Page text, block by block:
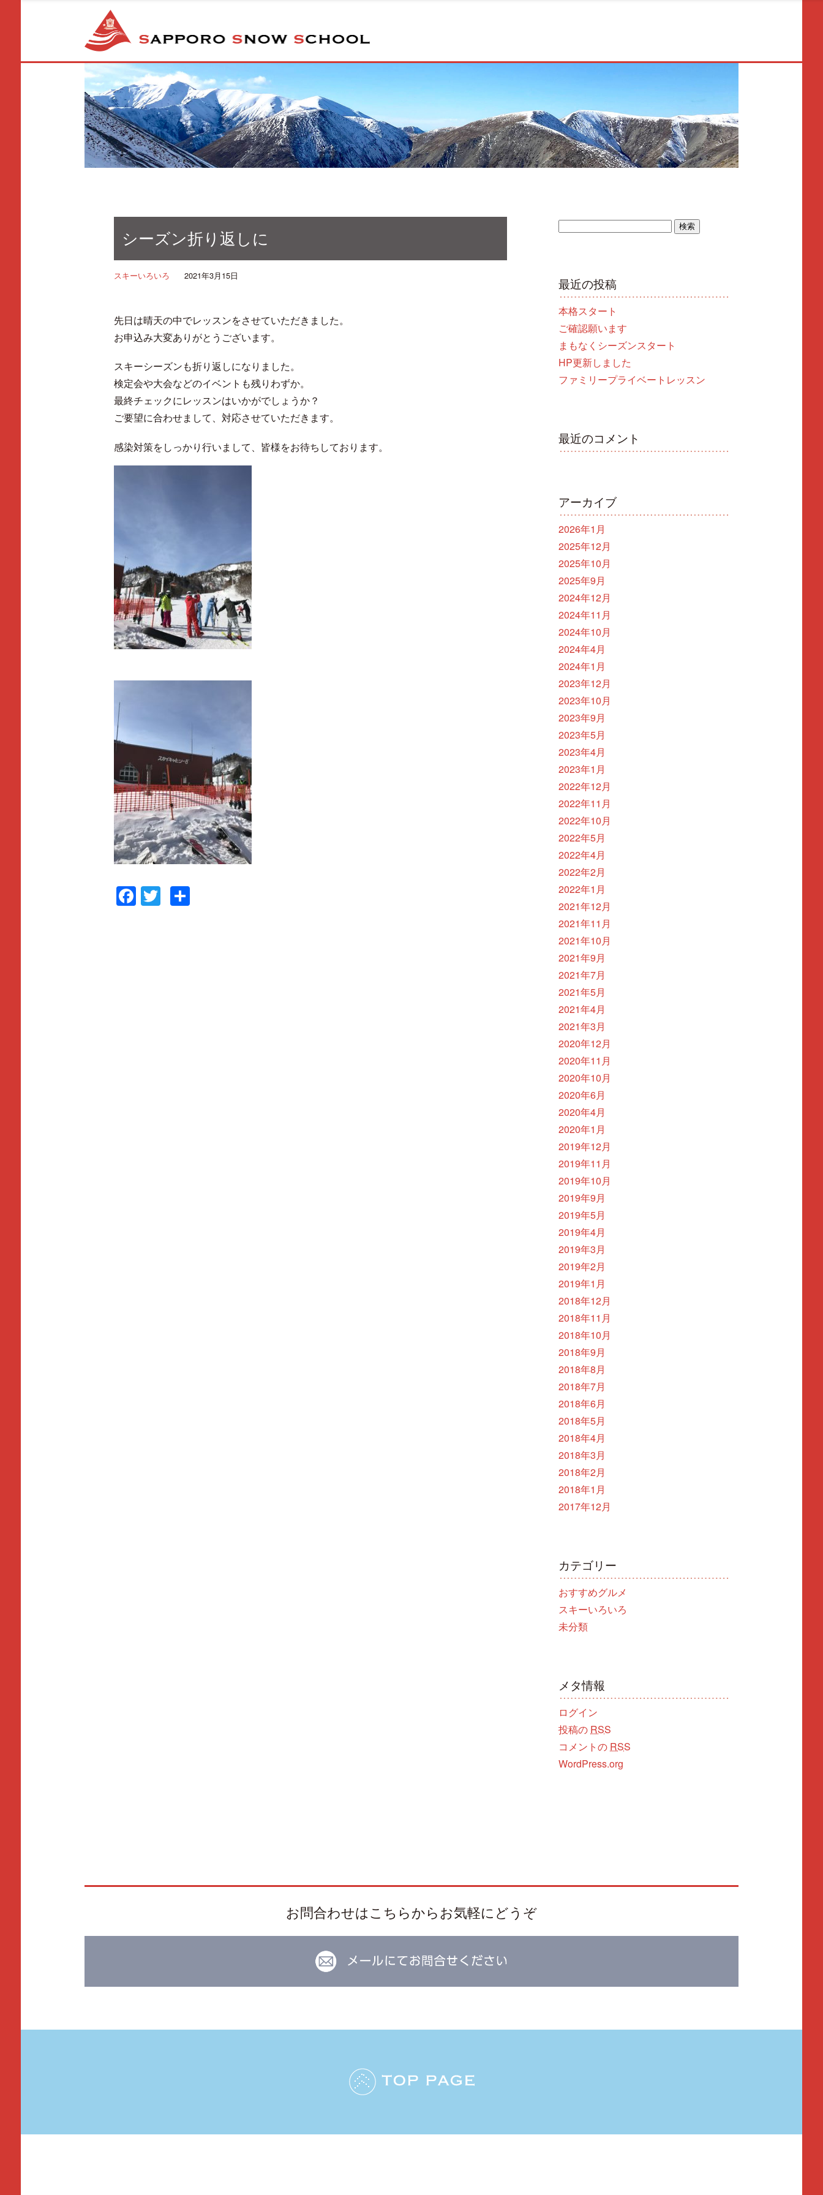
シーズン折り返しに
スキーいろいろ 2021年3月15日
先日は晴天の中でレッスンをさせていただきました。
お申込み大変ありがとうございます。
スキーシーズンも折り返しになりました。
検定会や大会などのイベントも残りわずか。
最終チェックにレッスンはいかがでしょうか？
ご要望に合わせまして、対応させていただきます。
感染対策をしっかり行いまして、皆様をお待ちしております。
F
a
T
wi
最近の投稿
本格スタート
ご確認願います
まもなくシーズンスタート
HP更新しました
ファミリープライベートレッスン
最近のコメント
アーカイブ
2026年1月
2025年12月
2025年10月
2025年9月
2024年12月
2024年11月
2024年10月
2024年4月
2024年1月
2023年12月
2023年10月
2023年9月
2023年5月
2023年4月
2023年1月
2022年12月
2022年11月
2022年10月
2022年5月
2022年4月
2022年2月
2022年1月
2021年12月
2021年11月
2021年10月
2021年9月
2021年7月
2021年5月
2021年4月
2021年3月
2020年12月
2020年11月
2020年10月
2020年6月
2020年4月
2020年1月
2019年12月
2019年11月
2019年10月
2019年9月
2019年5月
2019年4月
2019年3月
2019年2月
2019年1月
2018年12月
2018年11月
2018年10月
2018年9月
2018年8月
2018年7月
2018年6月
2018年5月
2018年4月
2018年3月
2018年2月
2018年1月
2017年12月
カテゴリー
おすすめグルメ
スキーいろいろ
未分類
メタ情報
ログイン
投稿の RSS
コメントの RSS
WordPress.org
お問合わせはこちらからお気軽にどうぞ